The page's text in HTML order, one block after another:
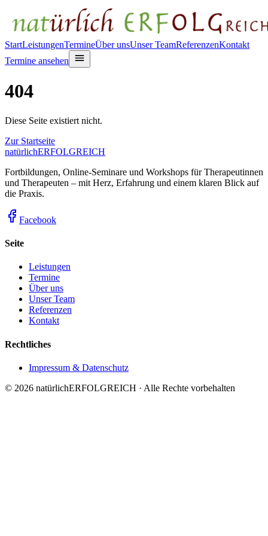
StartLeistungenTermineÜber unsUnser TeamReferenzenKontakt
Termine ansehen
404
Diese Seite existiert nicht.
Zur Startseite
natürlichERFOLGREICH
Fortbildungen, Online-Seminare und Workshops für Therapeutinnen
und Therapeuten – mit Herz, Erfahrung und einem klaren Blick auf
die Praxis.
Facebook
Seite
Leistungen
Termine
Über uns
Unser Team
Referenzen
Kontakt
Rechtliches
Impressum & Datenschutz
© 2026 natürlichERFOLGREICH · Alle Rechte vorbehalten